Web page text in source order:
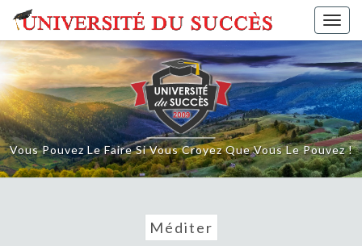
Skip
content
Vous Pouvez Le Faire Si Vous Croyez Que Vous Le Pouvez !
Méditer